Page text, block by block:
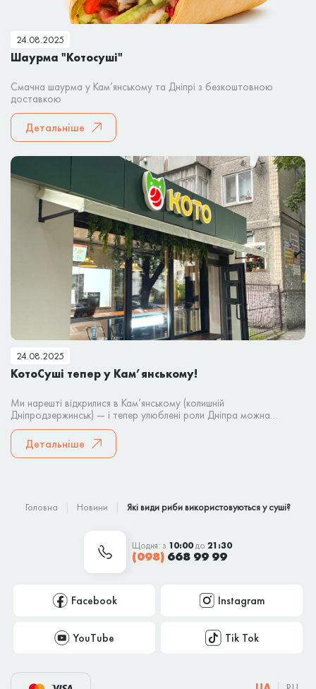
24.08.2025
Шаурма "Котосуші"
Смачна шаурма у Кам’янському та Дніпрі з безкоштовною
доставкою
Детальніше
24.08.2025
КотоСуші тепер у Кам’янському!
Ми нарешті відкрилися в Кам’янському (колишній
Дніпродзержинськ) — і тепер улюблені роли Дніпра можна
замовити і тут! Що ми пропонуємо?
Детальніше
Головна Новини Які види риби використовуються у суші?
Щодня: з 10:00до 21:30
(098) 668 99 99
Facebook Instagram
YouTube Tik Tok